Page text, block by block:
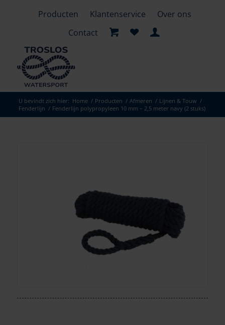
Producten Klantenservice
Over ons
Contact
U bevindt zich hier: Home / Producten / Afmeren / Lijnen & Touw /
Fenderlijn / Fenderlijn polypropyleen 10 mm – 2,5 meter navy (2 stuks)